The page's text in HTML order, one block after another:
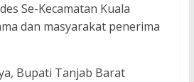
Se-Kecamatan Kuala
dan masyarakat penerima
Bupati Tanjab Barat